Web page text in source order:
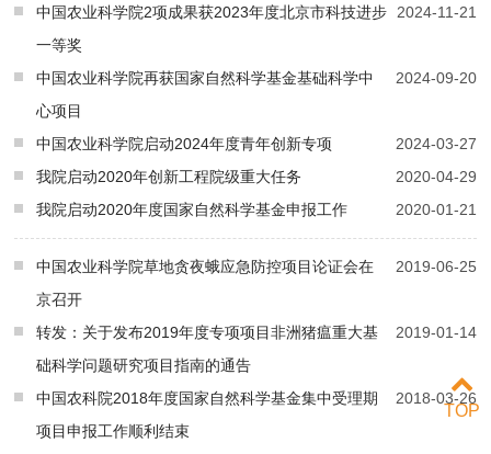
2024-11-21
中国农业科学院2项成果获2023年度北京市科技进步
一等奖
2024-09-20
中国农业科学院再获国家自然科学基金基础科学中
心项目
2024-03-27
中国农业科学院启动2024年度青年创新专项
2020-04-29
我院启动2020年创新工程院级重大任务
2020-01-21
我院启动2020年度国家自然科学基金申报工作
2019-06-25
中国农业科学院草地贪夜蛾应急防控项目论证会在
京召开
2019-01-14
转发：关于发布2019年度专项项目非洲猪瘟重大基
础科学问题研究项目指南的通告
2018-03-26
中国农科院2018年度国家自然科学基金集中受理期
项目申报工作顺利结束
TOP